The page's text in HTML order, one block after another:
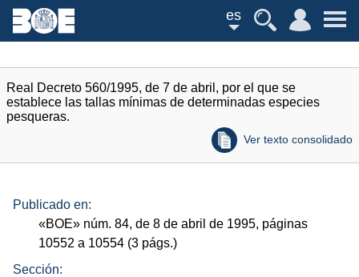
es
Real Decreto 560/1995, de 7 de abril, por el que se
establece las tallas mínimas de determinadas especies
pesqueras.
Ver texto consolidado
Publicado en:
«BOE» núm. 84, de 8 de abril de 1995, páginas
10552 a 10554 (3 págs.)
Sección: